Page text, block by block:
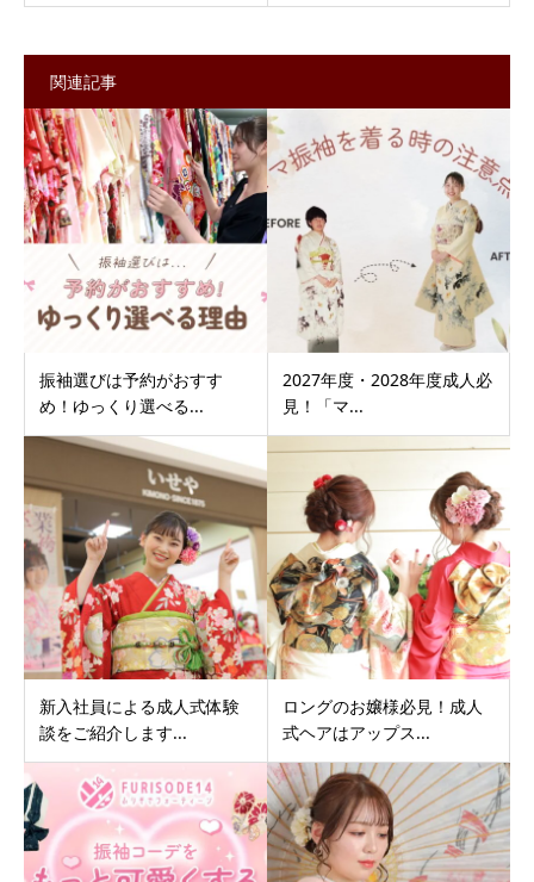
関連記事
振袖選びは予約がおすす
め！ゆっくり選べる...
2027年度・2028年度成人必
見！「マ...
新入社員による成人式体験
談をご紹介します...
ロングのお嬢様必見！成人
式ヘアはアップス...